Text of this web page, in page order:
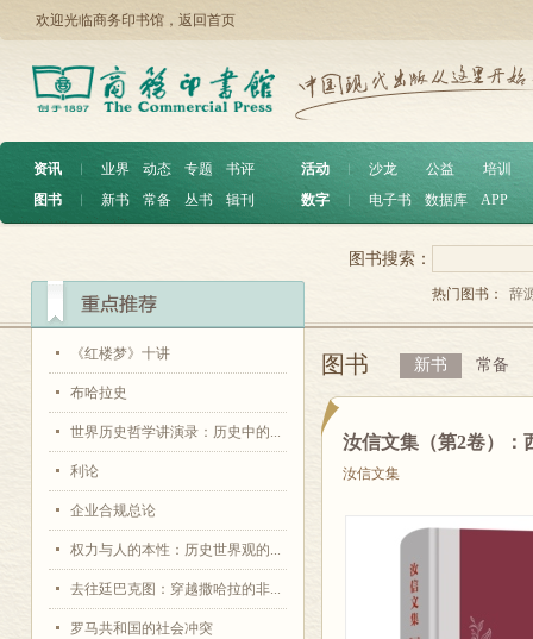
欢迎光临商务印书馆， 返回首页
资讯 ︱ 业界 动态 专题
书评
图书
︱ 新书 常备 丛书 辑刊
活动 沙龙 公益
培训
数字
电子书 数据库 APP
《红楼梦》十讲
布哈拉史
世界历史哲学讲演录：历史中的...
利论
企业合规总论
权力与人的本性：历史世界观的...
去往廷巴克图：穿越撒哈拉的非...
罗马共和国的社会冲突
图书搜索：
热门图书： 辞
图书 新书 常备
汝信文集（第2卷）
汝信文集